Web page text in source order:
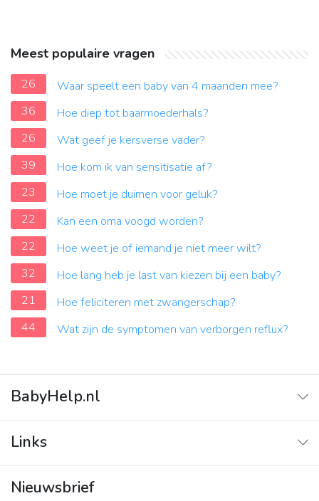
Meest populaire vragen
26
Waar speelt een baby van 4 maanden mee?
36
Hoe diep tot baarmoederhals?
26
Wat geef je kersverse vader?
39
Hoe kom ik van sensitisatie af?
23
Hoe moet je duimen voor geluk?
22
Kan een oma voogd worden?
22
Hoe weet je of iemand je niet meer wilt?
32
Hoe lang heb je last van kiezen bij een baby?
21
Hoe feliciteren met zwangerschap?
44
Wat zijn de symptomen van verborgen reflux?
BabyHelp.nl
Vraag & Antwoord
Links
Contact
Nieuwsbrief